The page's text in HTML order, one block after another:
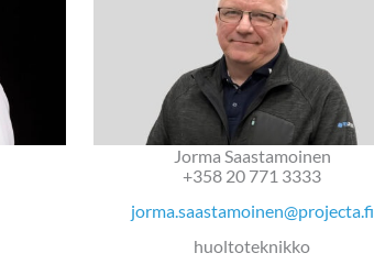
Jorma Saastamoinen
+358 20 771 3333
jorma.saastamoinen@projecta.fi
huoltoteknikko